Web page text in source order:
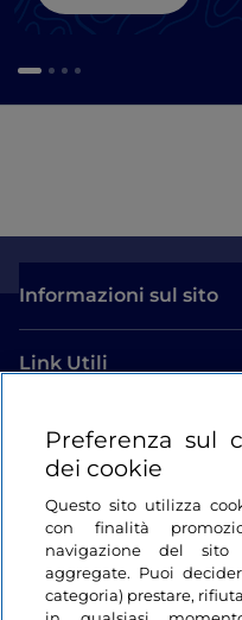
Informazioni sul sito
Link Utili
Login
Restiamo in contatto
Preferenza sul
dei cookie
Questo sito utilizza
con finalità
navigazione del
aggregate. Puoi
categoria) prestare,